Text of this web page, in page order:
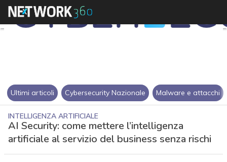
Ultimi articoli Cybersecurity Nazionale Malware e attacchi
INTELLIGENZA ARTIFICIALE
AI Security: come mettere l’intelligenza
artificiale al servizio del business senza rischi